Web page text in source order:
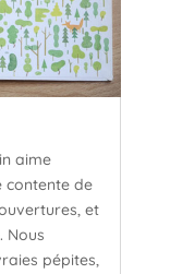
aime
contente de
et
Nous
pépites,